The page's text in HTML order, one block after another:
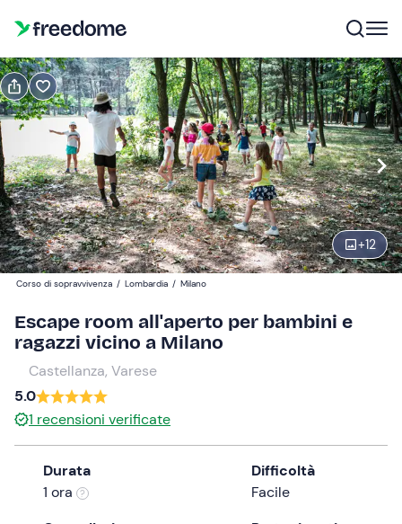
+12
Prenota Regala
Navigate
forward
to
interact
with
the
calendar
and
select
date.
Press
the
question
mark
Modifica
11:00 Modifica
Partecipanti
20 €
6
Corso di sopravvivenza / Lombardia / Milano
Escape room all'aperto per bambini e
ragazzi vicino a Milano
Castellanza, Varese
5.0
1 recensioni verificate
Durata
1 ora
Difficoltà
Facile